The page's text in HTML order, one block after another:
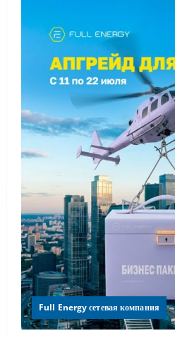
Full Energy сетевая компания